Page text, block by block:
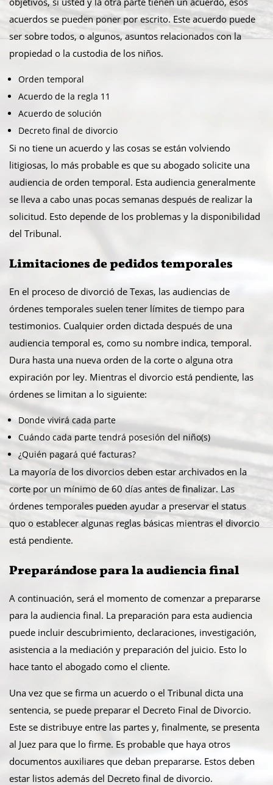
acuerdos se pueden poner por escrito. Este acuerdo puede
ser sobre todos, o algunos, asuntos relacionados con la
propiedad o la custodia de los niños.
Orden temporal
Acuerdo de la regla 11
Acuerdo de solución
Decreto final de divorcio
Si no tiene un acuerdo y las cosas se están volviendo
litigiosas, lo más probable es que su abogado solicite una
audiencia de orden temporal. Esta audiencia generalmente
se lleva a cabo unas pocas semanas después de realizar la
solicitud. Esto depende de los problemas y la disponibilidad
del Tribunal.
Limitaciones de pedidos temporales
En el proceso de divorció de Texas, las audiencias de
órdenes temporales suelen tener límites de tiempo para
testimonios. Cualquier orden dictada después de una
audiencia temporal es, como su nombre indica, temporal.
Dura hasta una nueva orden de la corte o alguna otra
expiración por ley. Mientras el divorcio está pendiente, las
órdenes se limitan a lo siguiente:
Donde vivirá cada parte
Cuándo cada parte tendrá posesión del niño(s)
¿Quién pagará qué facturas?
La mayoría de los divorcios deben estar archivados en la
corte por un mínimo de 60 días antes de finalizar. Las
órdenes temporales pueden ayudar a preservar el status
quo o establecer algunas reglas básicas mientras el divorcio
está pendiente.
Preparándose para la audiencia final
A continuación, será el momento de comenzar a prepararse
para la audiencia final. La preparación para esta audiencia
puede incluir descubrimiento, declaraciones, investigación,
asistencia a la mediación y preparación del juicio. Esto lo
hace tanto el abogado como el cliente.
Una vez que se firma un acuerdo o el Tribunal dicta una
sentencia, se puede preparar el Decreto Final de Divorcio.
Este se distribuye entre las partes y, finalmente, se presenta
al Juez para que lo firme. Es probable que haya otros
documentos auxiliares que deban prepararse. Estos deben
estar listos además del Decreto final de divorcio.